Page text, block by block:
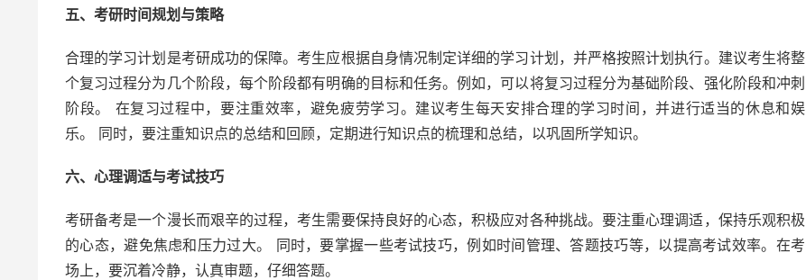
五、考研时间规划与策略
合理的学习计划是考研成功的保障。考生应根据自身情况制定详细的学习计划，并严格按照计划执行。建议考生将整
个复习过程分为几个阶段，每个阶段都有明确的目标和任务。例如，可以将复习过程分为基础阶段、强化阶段和冲刺
阶段。 在复习过程中，要注重效率，避免疲劳学习。建议考生每天安排合理的学习时间，并进行适当的休息和娱
乐。 同时，要注重知识点的总结和回顾，定期进行知识点的梳理和总结，以巩固所学知识。
六、心理调适与考试技巧
考研备考是一个漫长而艰辛的过程，考生需要保持良好的心态，积极应对各种挑战。要注重心理调适，保持乐观积极
的心态，避免焦虑和压力过大。 同时，要掌握一些考试技巧，例如时间管理、答题技巧等，以提高考试效率。在考
场上，要沉着冷静，认真审题，仔细答题。